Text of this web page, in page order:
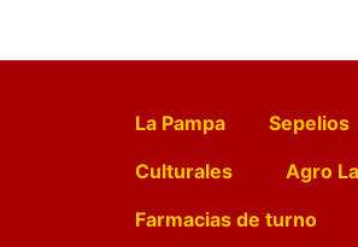
La Pampa Sepelios
Culturales
Agro
Farmacias de turno